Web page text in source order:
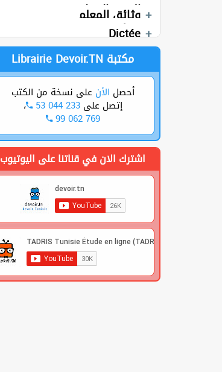
الإيقاظ العلمي
التربية الإسلامية
وثائق المعلم
وثائق متنوعة 1
Anglais
Devoirs
Langue
كتب موازية
الرياضيات
Dictée
Devoirs
الجغرافيا
وثائق المعلم
Production écrite
Exercices
Librairie Devoir.TN مكتبة
أحصل الأن على نسخة من الكتب
إتصل على53 044 233 ،
99 062 769
اشترك الان في قناتنا على اليوتيوب